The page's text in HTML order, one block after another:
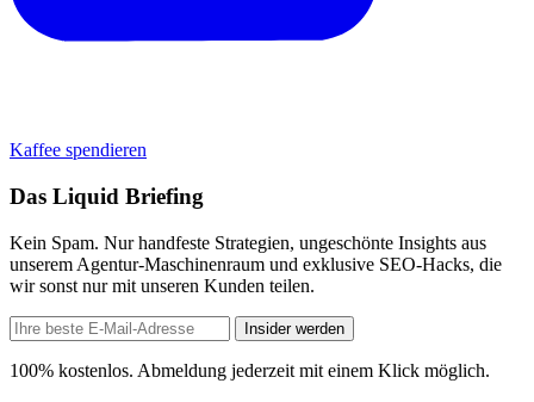
Kaffee spendieren
Das Liquid Briefing
Kein Spam. Nur handfeste Strategien, ungeschönte Insights aus
unserem Agentur-Maschinenraum und exklusive SEO-Hacks, die
wir sonst nur mit unseren Kunden teilen.
Insider werden
100% kostenlos. Abmeldung jederzeit mit einem Klick möglich.